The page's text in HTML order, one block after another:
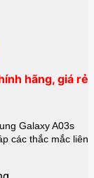
hãng, giá rẻ
Galaxy A03s
các thắc mắc liên